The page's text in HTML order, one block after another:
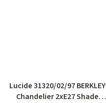
Lucide 31320/02/97 BERKLEY
Chandelier 2xE27 Shade